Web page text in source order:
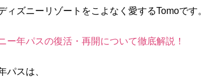
ィズニーリゾートをこよなく愛するTomoです。
ー年パスの復活・再開について徹底解説！
パスは、